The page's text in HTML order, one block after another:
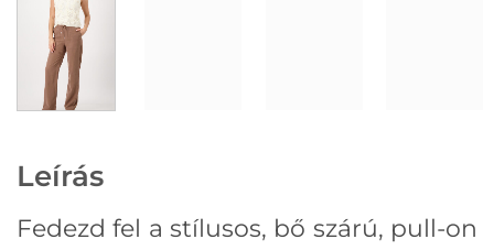
Leírás
Fedezd fel a stílusos, bő szárú, pull-on